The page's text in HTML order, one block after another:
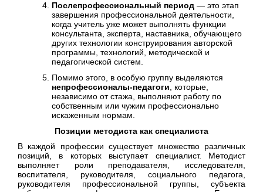
Послепрофессиональный период— это этап
завершения профессиональной деятельности,
когда учитель уже может выполнять функции
консультанта, эксперта, наставника, обучающего
других технологии конструирования авторской
программы, технологий, методической и
педагогической систем.
Помимо этого, в особую группу выделяются
непрофессионалы-педагоги , которые,
независимо от стажа, выполняют работу по
собственным или чужим профессионально
искаженным нормам.
Позиции методиста как специалиста
В каждой профессии существует множество различных
позиций, в которых выступает специалист. Методист
выполняет роли преподавателя, исследователя,
воспитателя, руководителя, социального педагога,
руководителя профессиональной группы, субъекта